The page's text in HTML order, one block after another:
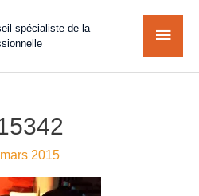
spécialiste de la
2015